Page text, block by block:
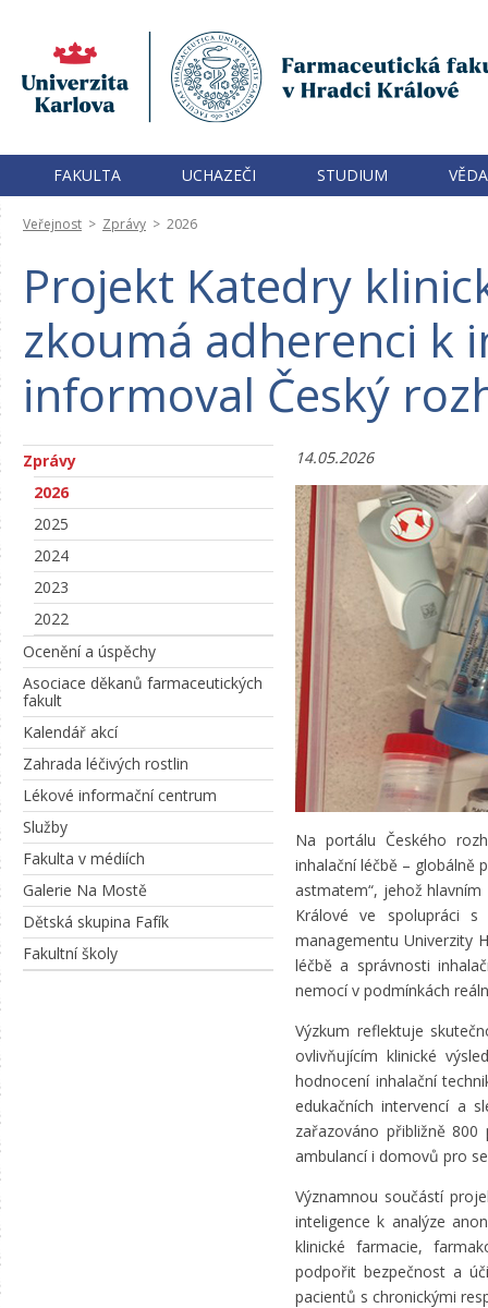
FAKULTA UCHAZEČI STUDIUM
Veřejnost > Zprávy > 2026
Projekt Katedry
zkoumá adherenci k
informoval Český
Zprávy
2026
2025
2024
2023
2022
Ocenění a úspěchy
Asociace děkanů farmaceutických
fakult
Kalendář akcí
Zahrada léčivých rostlin
Lékové informační centrum
Služby
Fakulta v médiích
Galerie Na Mostě
Dětská skupina Fafík
Fakultní školy
14.05.2026
Na portálu Českého
inhalační léčbě – globálně
astmatem“, jehož
Králové ve spolupráci
managementu Univerzity
léčbě a správnosti
nemocí v podmínkách
Výzkum reflektuje
ovlivňujícím klinické
hodnocení inhalační
edukačních intervencí a
zařazováno přibližně 800
ambulancí i domovů pro
Významnou součástí
inteligence k analýze
klinické farmacie,
podpořit bezpečnost a
pacientů s chronickými